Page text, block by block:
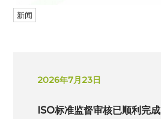
新闻
2026年7月23日
ISO标准监督审核已顺利完成